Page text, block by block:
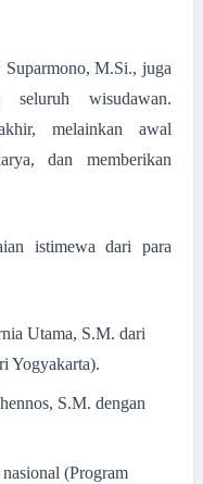
M.Si., juga
seluruh wisudawan.
melainkan awal
dan memberikan
istimewa dari para
Utama, S.M. dari
Yogyakarta).
S.M. dengan
(Program